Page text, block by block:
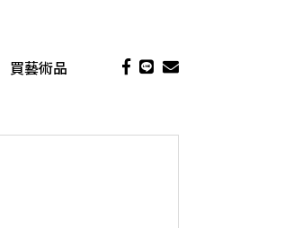
買藝術品